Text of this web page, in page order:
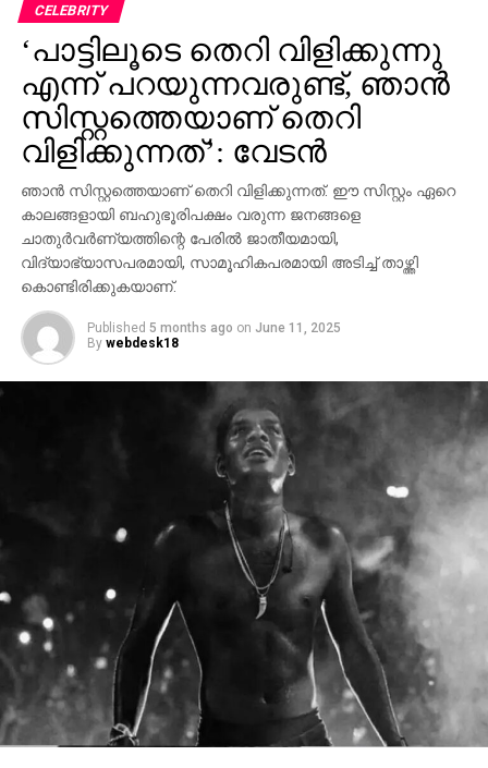
CELEBRITY
‘പാട്ടിലൂടെ തെറി വിളിക്കുന്നു
എന്ന് പറയുന്നവരുണ്ട്, ഞാന്‍
സിസ്റ്റത്തെയാണ് തെറി
വിളിക്കുന്നത്’: വേടന്‍
ഞാന്‍ സിസ്റ്റത്തെയാണ് തെറി വിളിക്കുന്നത്. ഈ സിസ്റ്റം ഏറെ
കാലങ്ങളായി ബഹുഭൂരിപക്ഷം വരുന്ന ജനങ്ങളെ
ചാതുര്‍വര്‍ണ്യത്തിന്റെ പേരില്‍ ജാതീയമായി,
വിദ്യാഭ്യാസപരമായി, സാമൂഹികപരമായി അടിച്ച് താഴ്ത്തി
കൊണ്ടിരിക്കുകയാണ്.
Published 5 months ago on June 11, 2025
By webdesk18